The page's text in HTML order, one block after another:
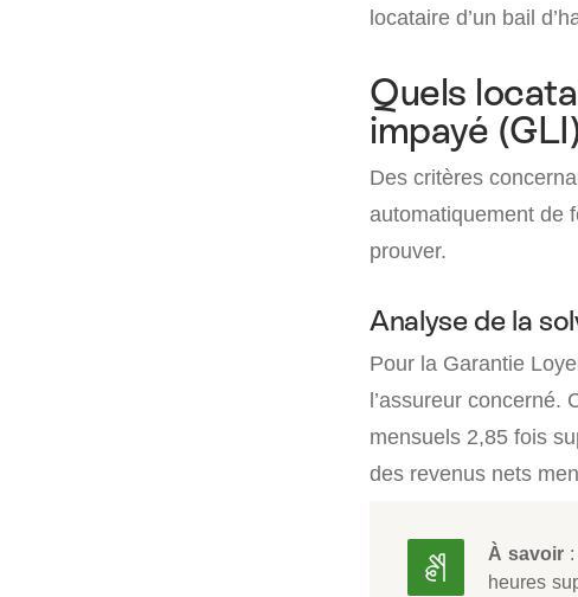
locataire d’un bail
Quels
impayé
Des critères
automatiquement de
prouver.
Analyse de la
Pour la Garantie
l’assureur concerné.
mensuels 2,85 fois
des revenus nets
À savoir
heures